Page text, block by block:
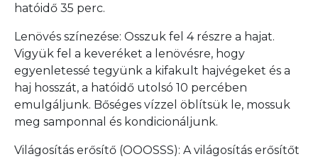
hatóidő 35 perc.
Lenövés színezése: Osszuk fel 4 részre a hajat.
Vigyük fel a keveréket a lenövésre, hogy
egyenletessé tegyünk a kifakult hajvégeket és a
haj hosszát, a hatóidő utolsó 10 percében
emulgáljunk. Bőséges vízzel öblítsük le, mossuk
meg samponnal és kondicionáljunk.
Világosítás erősítő (OOOSSS): A világosítás erősítőt